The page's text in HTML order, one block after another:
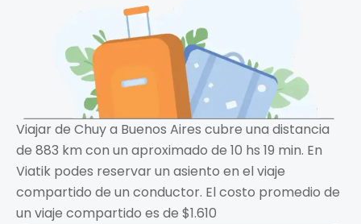
Viajar de Chuy a Buenos Aires cubre una distancia
de 883 km con un aproximado de 10 hs 19 min. En
Viatik podes reservar un asiento en el viaje
compartido de un conductor. El costo promedio de
un viaje compartido es de $1.610